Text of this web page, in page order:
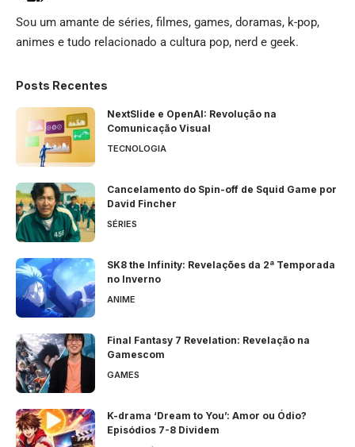
Sou um amante de séries, filmes, games, doramas, k-pop,
animes e tudo relacionado a cultura pop, nerd e geek.
Posts Recentes
NextSlide e OpenAI: Revolução na
Comunicação Visual
TECNOLOGIA
Cancelamento do Spin-off de Squid Game por
David Fincher
SÉRIES
SK8 the Infinity: Revelações da 2ª Temporada
no Inverno
ANIME
Final Fantasy 7 Revelation: Revelação na
Gamescom
GAMES
K-drama ‘Dream to You’: Amor ou Ódio?
Episódios 7-8 Dividem